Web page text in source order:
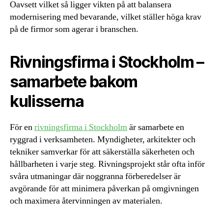
Oavsett vilket så ligger vikten på att balansera
modernisering med bevarande, vilket ställer höga krav
på de firmor som agerar i branschen.
Rivningsfirma i Stockholm –
samarbete bakom
kulisserna
För enrivningsfirma i Stockholmär samarbete en
ryggrad i verksamheten. Myndigheter, arkitekter och
tekniker samverkar för att säkerställa säkerheten och
hållbarheten i varje steg. Rivningsprojekt står ofta inför
svåra utmaningar där noggranna förberedelser är
avgörande för att minimera påverkan på omgivningen
och maximera återvinningen av materialen.